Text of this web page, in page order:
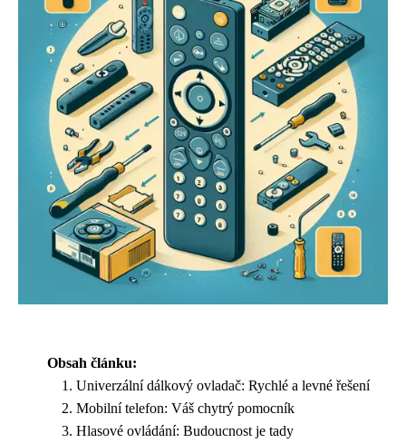
Obsah článku:
Univerzální dálkový ovladač: Rychlé a levné řešení
Mobilní telefon: Váš chytrý pomocník
Hlasové ovládání: Budoucnost je tady